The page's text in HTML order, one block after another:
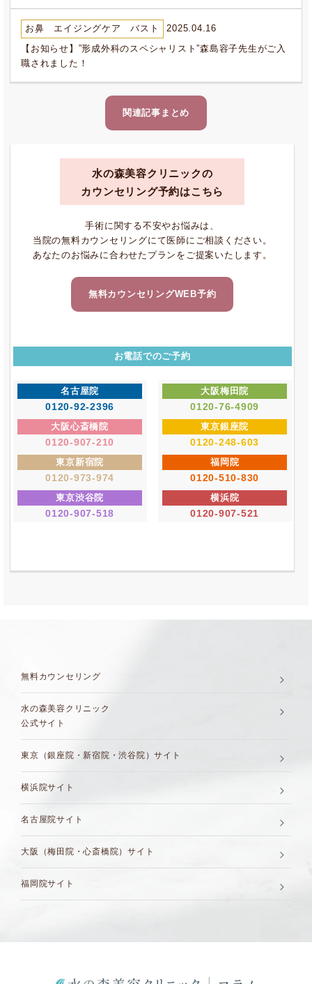
お鼻 エイジングケア バスト 2025.04.16
【お知らせ】”形成外科のスペシャリスト”森島容子先生がご入
職されました！
関連記事まとめ
水の森美容クリニックの
カウンセリング予約はこちら
手術に関する不安やお悩みは、
当院の無料カウンセリングにて医師にご相談ください。
あなたのお悩みに合わせたプランをご提案いたします。
無料カウンセリングWEB予約
お電話でのご予約
名古屋院
0120-92-2396
大阪梅田院
0120-76-4909
大阪心斎橋院
0120-907-210
東京銀座院
0120-248-603
東京新宿院
0120-973-974
福岡院
0120-510-830
東京渋谷院
0120-907-518
横浜院
0120-907-521
無料カウンセリング
水の森美容クリニック
公式サイト
東京（銀座院・新宿院・渋谷院）サイト
横浜院サイト
名古屋院サイト
大阪（梅田院・心斎橋院）サイト
福岡院サイト